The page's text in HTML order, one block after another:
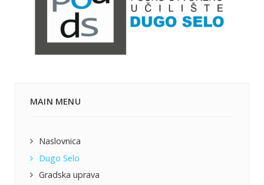
MAIN MENU
Naslovnica
Dugo Selo
Gradska uprava